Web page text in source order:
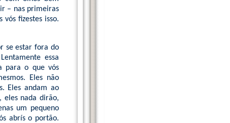
– nas primeiras
vós fizestes isso.
se estar fora do
essa
para o que vós
Eles não
Eles andam ao
eles nada dirão,
um pequeno
abrís o portão.